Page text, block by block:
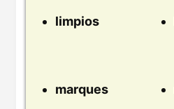
limpios
marques